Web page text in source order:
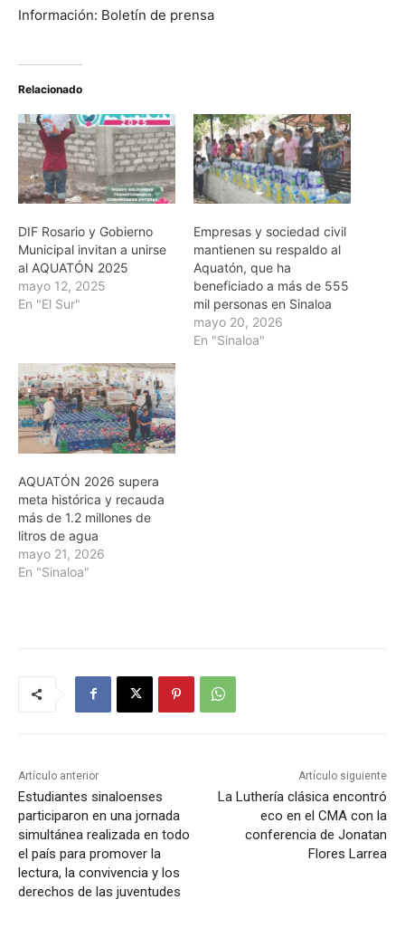
Información: Boletín de prensa
Relacionado
DIF Rosario y Gobierno
Municipal invitan a unirse
al AQUATÓN 2025
mayo 12, 2025
En "El Sur"
Empresas y sociedad civil
mantienen su respaldo al
Aquatón, que ha
beneficiado a más de 555
mil personas en Sinaloa
mayo 20, 2026
En "Sinaloa"
AQUATÓN 2026 supera
meta histórica y recauda
más de 1.2 millones de
litros de agua
mayo 21, 2026
En "Sinaloa"
Artículo anterior
Estudiantes sinaloenses
participaron en una jornada
simultánea realizada en todo
el país para promover la
lectura, la convivencia y los
derechos de las juventudes
Artículo siguiente
La Luthería clásica encontró
eco en el CMA con la
conferencia de Jonatan
Flores Larrea